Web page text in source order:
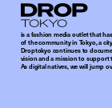
Droptokyo
is a fashion media outlet that
of the community in Tokyo, a
Droptokyo continues to
vision and a mission to support
As digital natives, we will jump